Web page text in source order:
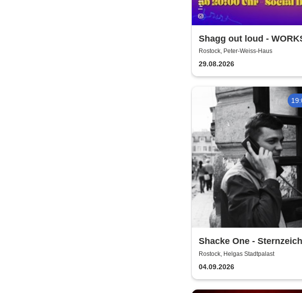
Shagg out loud -
+ Social Dance | Peter
Haus Rostock
Rostock, Peter-Weiss-Haus
29.08.2026
Shacke One -
Boss Tour
Rostock, Helgas Stadtpalast
04.09.2026